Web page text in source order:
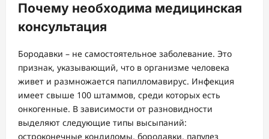
Почему необходима медицинская
консультация
Бородавки – не самостоятельное заболевание. Это
признак, указывающий, что в организме человека
живет и размножается папилломавирус. Инфекция
имеет свыше 100 штаммов, среди которых есть
онкогенные. В зависимости от разновидности
выделяют следующие типы высыпаний:
остроконечные кондиломы, бородавки, папулез